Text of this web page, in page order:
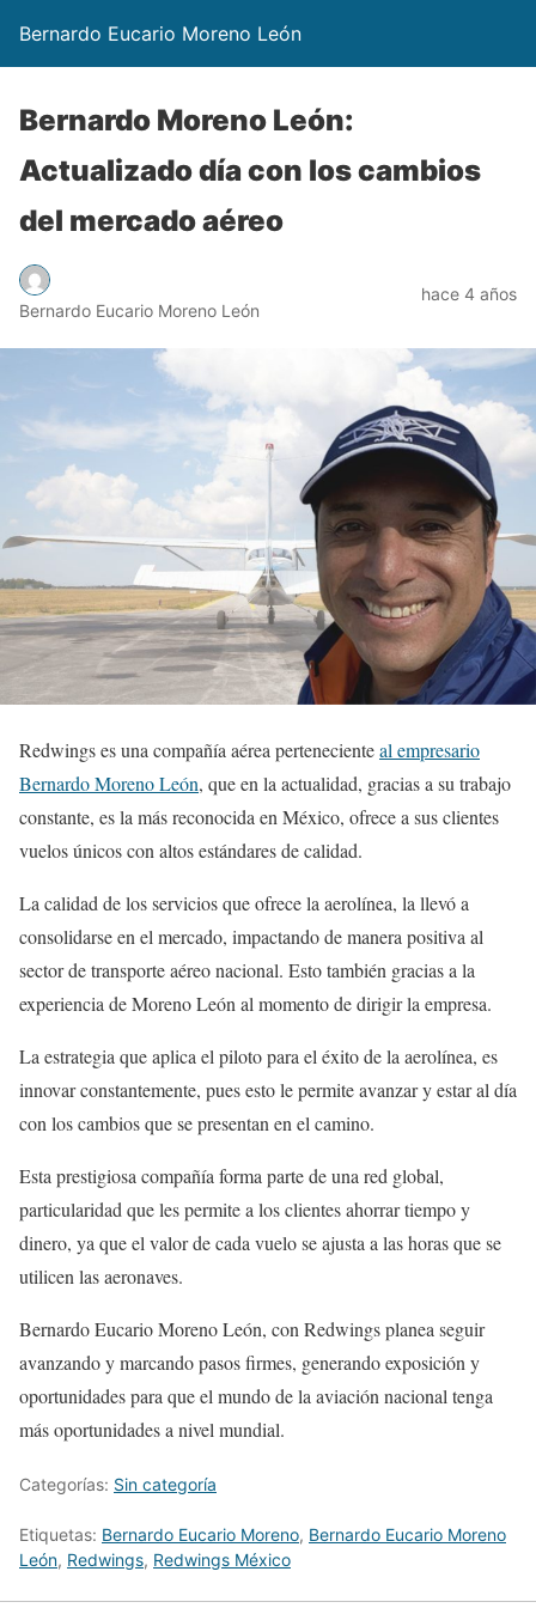
Bernardo Eucario Moreno León
Bernardo Moreno León:
Actualizado día con los cambios
del mercado aéreo
Bernardo Eucario Moreno León
hace 4 años
Redwings es una compañía aérea pertenecienteal empresario
Bernardo Moreno León, que en la actualidad, gracias a su trabajo
constante, es la más reconocida en México, ofrece a sus clientes
vuelos únicos con altos estándares de calidad.
La calidad de los servicios que ofrece la aerolínea, la llevó a
consolidarse en el mercado, impactando de manera positiva al
sector de transporte aéreo nacional. Esto también gracias a la
experiencia de Moreno León al momento de dirigir la empresa.
La estrategia que aplica el piloto para el éxito de la aerolínea, es
innovar constantemente, pues esto le permite avanzar y estar al día
con los cambios que se presentan en el camino.
Esta prestigiosa compañía forma parte de una red global,
particularidad que les permite a los clientes ahorrar tiempo y
dinero, ya que el valor de cada vuelo se ajusta a las horas que se
utilicen las aeronaves.
Bernardo Eucario Moreno León, con Redwings planea seguir
avanzando y marcando pasos firmes, generando exposición y
oportunidades para que el mundo de la aviación nacional tenga
más oportunidades a nivel mundial.
Categorías: Sin categoría
Etiquetas: Bernardo Eucario Moreno, Bernardo Eucario Moreno
León, Redwings, Redwings México